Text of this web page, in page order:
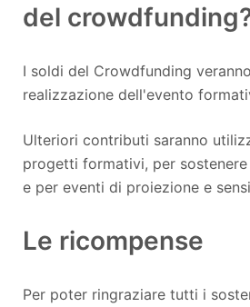
del
I soldi del Crowdfunding
realizzazione dell'evento
Ulteriori contributi saranno
progetti formativi, per
e per eventi di proiezione e
Le ricompense
Per poter ringraziare tutti i